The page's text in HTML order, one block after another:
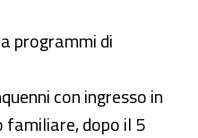
programmi di
con ingresso in
familiare, dopo il 5